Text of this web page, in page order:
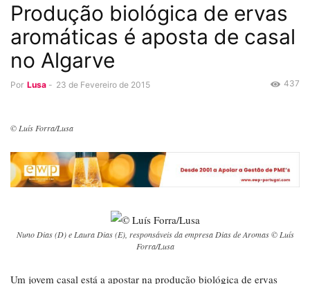
Produção biológica de ervas
aromáticas é aposta de casal
no Algarve
Por Lusa - 23 de Fevereiro de 2015 437
© Luís Forra/Lusa
Nuno Dias (D) e Laura Dias (E), responsáveis da empresa Dias de Aromas © Luís
Forra/Lusa
Um jovem casal está a apostar na produção biológica de ervas